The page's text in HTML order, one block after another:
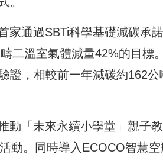
家通過SBTi科學基礎減碳承
二溫室氣體減量42%的目標
證，相較前一年減碳約162
動「未來永續小學堂」親子
動。同時導入ECOCO智慧